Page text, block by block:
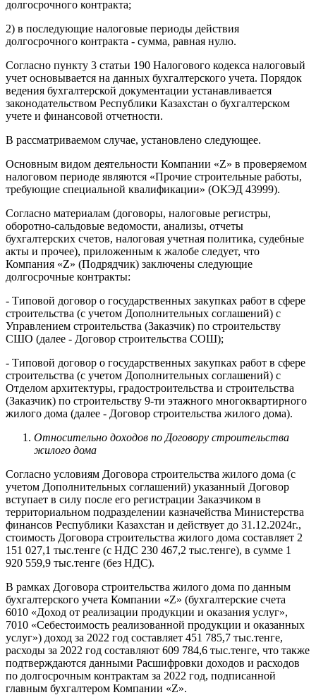
долгосрочного контракта;
2) в последующие налоговые периоды действия
долгосрочного контракта - сумма, равная нулю.
Согласно пункту 3 статьи 190 Налогового кодекса налоговый
учет основывается на данных бухгалтерского учета. Порядок
ведения бухгалтерской документации устанавливается
законодательством Республики Казахстан о бухгалтерском
учете и финансовой отчетности.
В рассматриваемом случае, установлено следующее.
Основным видом деятельности Компании «Z» в проверяемом
налоговом периоде являются «Прочие строительные работы,
требующие специальной квалификации» (ОКЭД 43999).
Согласно материалам (договоры, налоговые регистры,
оборотно-сальдовые ведомости, анализы, отчеты
бухгалтерских счетов, налоговая учетная политика, судебные
акты и прочее), приложенным к жалобе следует, что
Компания «Z» (Подрядчик) заключены следующие
долгосрочные контракты:
- Типовой договор о государственных закупках работ в сфере
строительства (с учетом Дополнительных соглашений) с
Управлением строительства (Заказчик) по строительству
СШО (далее - Договор строительства СОШ);
- Типовой договор о государственных закупках работ в сфере
строительства (с учетом Дополнительных соглашений) с
Отделом архитектуры, градостроительства и строительства
(Заказчик) по строительству 9-ти этажного многоквартирного
жилого дома (далее - Договор строительства жилого дома).
Относительно доходов по Договору строительства
жилого дома
Согласно условиям Договора строительства жилого дома (с
учетом Дополнительных соглашений) указанный Договор
вступает в силу после его регистрации Заказчиком в
территориальном подразделении казначейства Министерства
финансов Республики Казахстан и действует до 31.12.2024г.,
стоимость Договора строительства жилого дома составляет 2
151 027,1 тыс.тенге (с НДС 230 467,2 тыс.тенге), в сумме 1
920 559,9 тыс.тенге (без НДС).
В рамках Договора строительства жилого дома по данным
бухгалтерского учета Компании «Z» (бухгалтерские счета
6010 «Доход от реализации продукции и оказания услуг»,
7010 «Себестоимость реализованной продукции и оказанных
услуг») доход за 2022 год составляет 451 785,7 тыс.тенге,
расходы за 2022 год составляют 609 784,6 тыс.тенге, что также
подтверждаются данными Расшифровки доходов и расходов
по долгосрочным контрактам за 2022 год, подписанной
главным бухгалтером Компании «Z».